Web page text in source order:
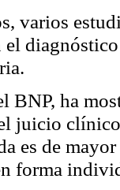
varios
BNP, ha
juicio
es de
forma